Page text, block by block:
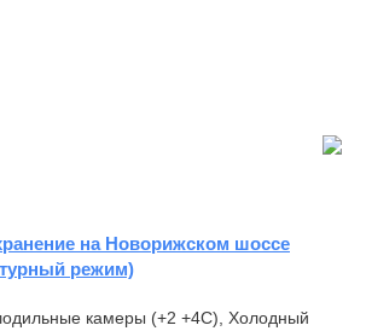
на Новорижском шоссе
режим)
камеры (+2 +4С), Холодный